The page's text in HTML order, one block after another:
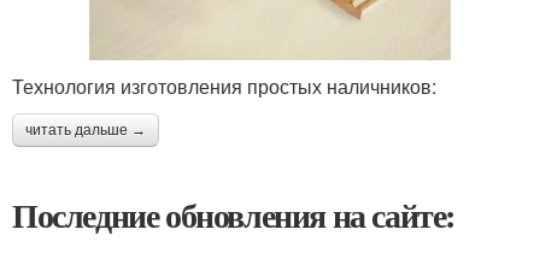
Технология изготовления простых наличников:
читать дальше →
Последние обновления на сайте: